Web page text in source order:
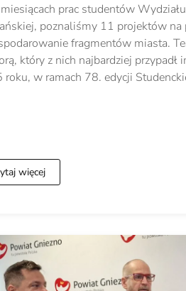
prac studentów
poznaliśmy 11 projektów na
fragmentów miasta.
który z nich najbardziej
roku, w ramach 78. edycji
więcej